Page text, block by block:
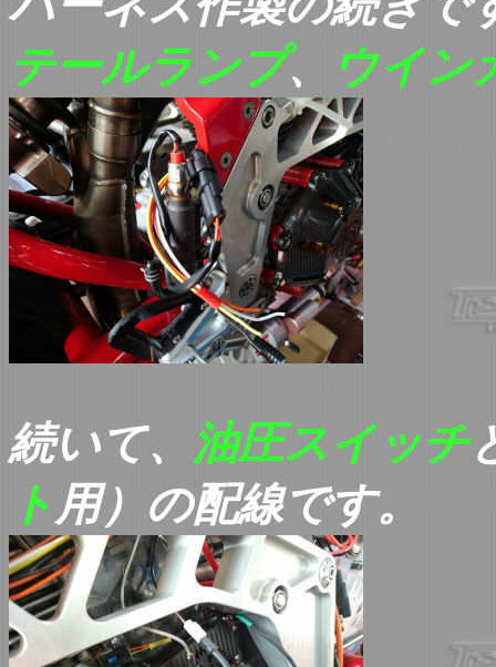
テールランプ、 ウイン
続いて、 油圧スイッチ
ト 用）の配線です。